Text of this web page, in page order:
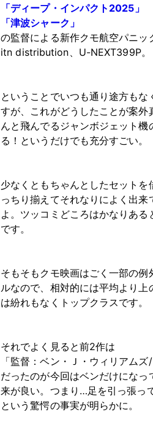
「ディープ・インパクト2025」
「津波シャーク」
の監督による新作クモ航空パニッ
itn distribution、U-NEXT399P。
ということでいつも通り途方も
すが、これがどうしたことが案
んと飛んでるジャンボジェット
る！というだけでも充分すごい。
少なくともちゃんとしたセット
っちり揃えてそれなりによく出
よ。ツッコミどころはかなりあ
です。
そもそもクモ映画はごく一部の
ルなので、相対的には平均より
は紛れもなくトップクラスです。
それでよく見ると前2作は
「監督：ベン・Ｊ・ウィリアムズ
だったのが今回はベンだけにな
来が良い。つまり…足を引っ張っ
という驚愕の事実が明らかに。